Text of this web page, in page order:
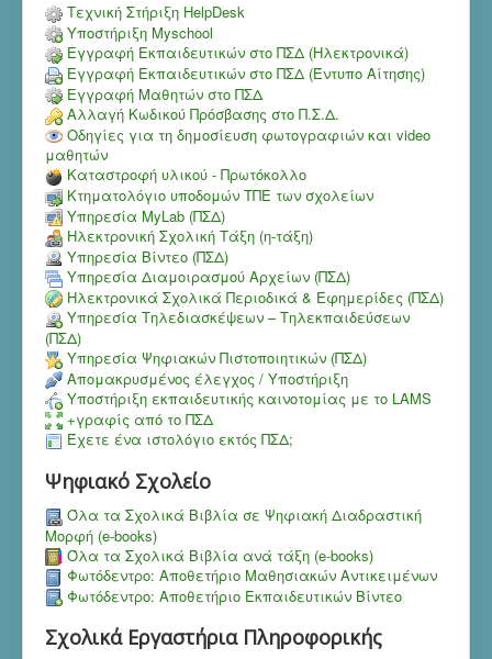
Τεχνική Στήριξη HelpDesk
Υποστήριξη Myschool
Εγγραφή Εκπαιδευτικών στο ΠΣΔ (Ηλεκτρονικά)
Εγγραφή Εκπαιδευτικών στο ΠΣΔ (Έντυπο Αίτησης)
Εγγραφή Μαθητών στο ΠΣΔ
Αλλαγή Κωδικού Πρόσβασης στο Π.Σ.Δ.
Οδηγίες για τη δημοσίευση φωτογραφιών και video
μαθητών
Καταστροφή υλικού - Πρωτόκολλο
Κτηματολόγιο υποδομών ΤΠΕ των σχολείων
Υπηρεσία MyLab (ΠΣΔ)
Ηλεκτρονική Σχολική Τάξη (η-τάξη)
Υπηρεσία Bίντεο (ΠΣΔ)
Υπηρεσία Διαμοιρασμού Αρχείων (ΠΣΔ)
Ηλεκτρονικά Σχολικά Περιοδικά & Εφημερίδες (ΠΣΔ)
Υπηρεσία Τηλεδιασκέψεων – Τηλεκπαιδεύσεων
(ΠΣΔ)
Υπηρεσία Ψηφιακών Πιστοποιητικών (ΠΣΔ)
Aπομακρυσμένος έλεγχος / Υποστήριξη
Υποστήριξη εκπαιδευτικής καινοτομίας με το LAMS
+γραφίς από το ΠΣΔ
Έχετε ένα ιστολόγιο εκτός ΠΣΔ;
Ψηφιακό Σχολείο
Όλα τα Σχολικά Βιβλία σε Ψηφιακή Διαδραστική
Μορφή (e-books)
Όλα τα Σχολικά Βιβλία ανά τάξη (e-books)
Φωτόδεντρο: Αποθετήριο Μαθησιακών Αντικειμένων
Φωτόδεντρο: Αποθετήριο Εκπαιδευτικών Βίντεο
Σχολικά Εργαστήρια Πληροφορικής